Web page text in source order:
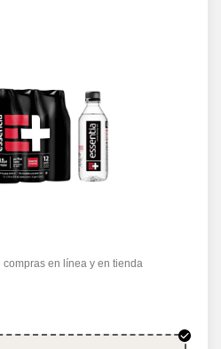
en línea y en tienda